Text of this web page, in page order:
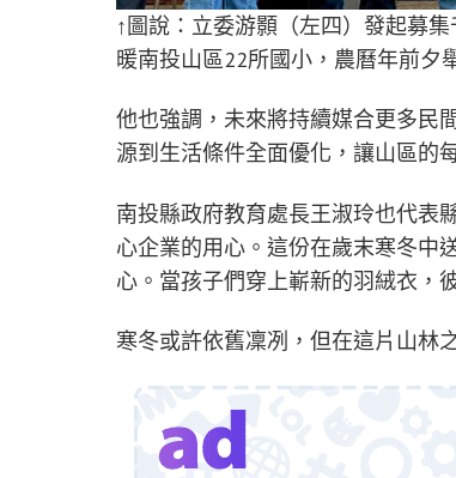
↑圖說：立委游顥（左四）發起募
暖南投山區22所國小，農曆年前夕
他也強調，未來將持續媒合更多民
源到生活條件全面優化，讓山區的
南投縣政府教育處長王淑玲也代表
心企業的用心。這份在歲末寒冬中
心。當孩子們穿上嶄新的羽絨衣，
寒冬或許依舊凜冽，但在這片山林